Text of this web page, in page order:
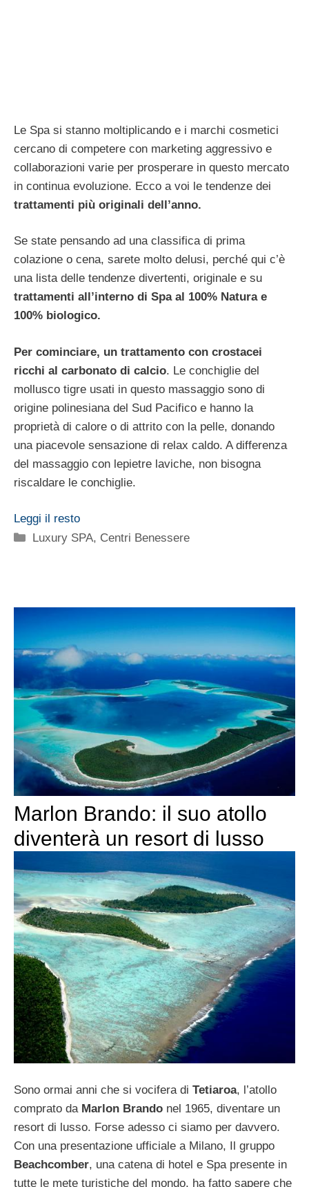
Le Spa si stanno moltiplicando e i marchi cosmetici
cercano di competere con marketing aggressivo e
collaborazioni varie per prosperare in questo mercato
in continua evoluzione. Ecco a voi le tendenze dei
trattamenti più originali dell’anno.
Se state pensando ad una classifica di prima
colazione o cena, sarete molto delusi, perché qui c’è
una lista delle tendenze divertenti, originale e su
trattamenti all’interno di Spa al 100% Natura e
100% biologico.
Per cominciare, un trattamento con crostacei
ricchi al carbonato di calcio. Le conchiglie del
mollusco tigre usati in questo massaggio sono di
origine polinesiana del Sud Pacifico e hanno la
proprietà di calore o di attrito con la pelle, donando
una piacevole sensazione di relax caldo. A differenza
del massaggio con lepietre laviche, non bisogna
riscaldare le conchiglie.
Leggi il resto
Categorie
Luxury SPA, Centri Benessere
Marlon Brando: il suo atollo
diventerà un resort di lusso
Sono ormai anni che si vocifera di Tetiaroa, l’atollo
comprato da Marlon Brando nel 1965, diventare un
resort di lusso. Forse adesso ci siamo per davvero.
Con una presentazione ufficiale a Milano, Il gruppo
Beachcomber, una catena di hotel e Spa presente in
tutte le mete turistiche del mondo, ha fatto sapere che